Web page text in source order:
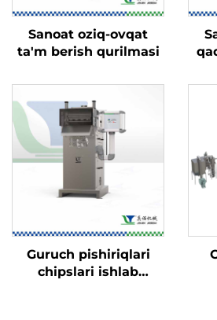
Sanoat oziq-ovqat
ta'm berish qurilmasi
Guruch pishiriqlari
chipslari ishlab